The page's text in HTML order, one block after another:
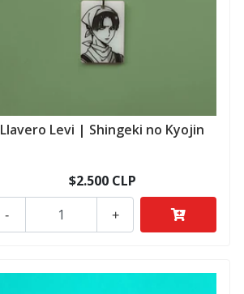
Llavero Levi | Shingeki no Kyojin
$2.500 CLP
+
-